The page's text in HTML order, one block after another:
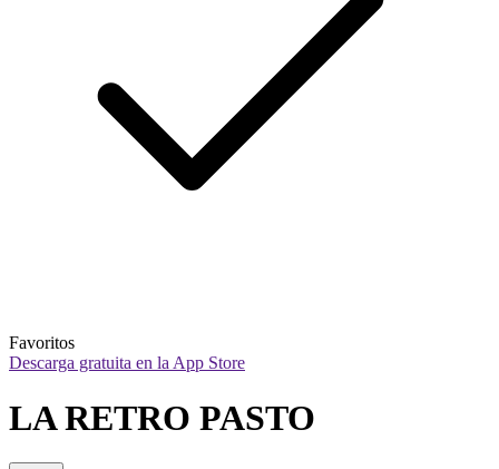
Favoritos
Descarga gratuita en la App Store
LA RETRO PASTO